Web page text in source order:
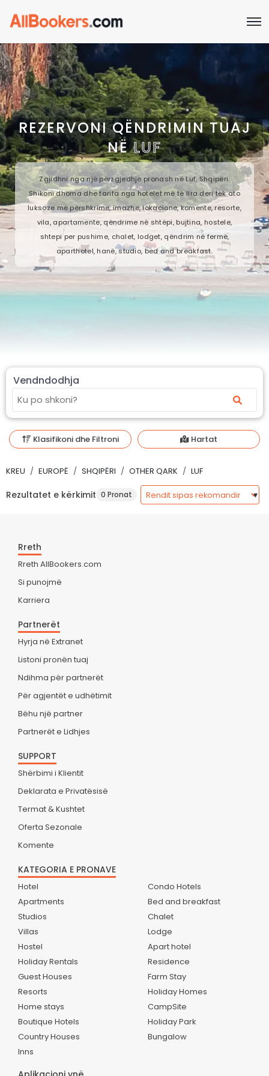
REZERVONI QËNDRIMIN TUAJ
NËLUF
Zgjidhni nga një përzgjedhje pronash në Luf, Shqipëri.
Shikoni dhoma dhe tarifa nga hotelet më të lira deri tek ato
luksoze me përshkrime, imazhe, lokacione, komente, resorte,
vila, apartamente, qëndrime në shtëpi, bujtina, hostele,
shtepi per pushime, chalet, lodget, qëndrim në fermë,
aparthotel, hanë, studio, bed and breakfast.
Vendndodhja
Klasifikoni dhe Filtroni Hartat
KREU EUROPË SHQIPËRI OTHER QARK LUF
Rezultatet e kërkimit 0 Pronat
Rreth
Rreth AllBookers.com
Si punojmë
Karriera
Partnerët
Hyrja në Extranet
Listoni pronën tuaj
Ndihma për partnerët
Për agjentët e udhëtimit
Bëhu një partner
Partnerët e Lidhjes
SUPPORT
Shërbimi i Klientit
Deklarata e Privatësisë
Termat & Kushtet
Oferta Sezonale
Komente
KATEGORIA E PRONAVE
Hotel
Apartments
Studios
Villas
Hostel
Holiday Rentals
Guest Houses
Resorts
Home stays
Boutique Hotels
Country Houses
Inns
Condo Hotels
Bed and breakfast
Chalet
Lodge
Apart hotel
Residence
Farm Stay
Holiday Homes
CampSite
Holiday Park
Bungalow